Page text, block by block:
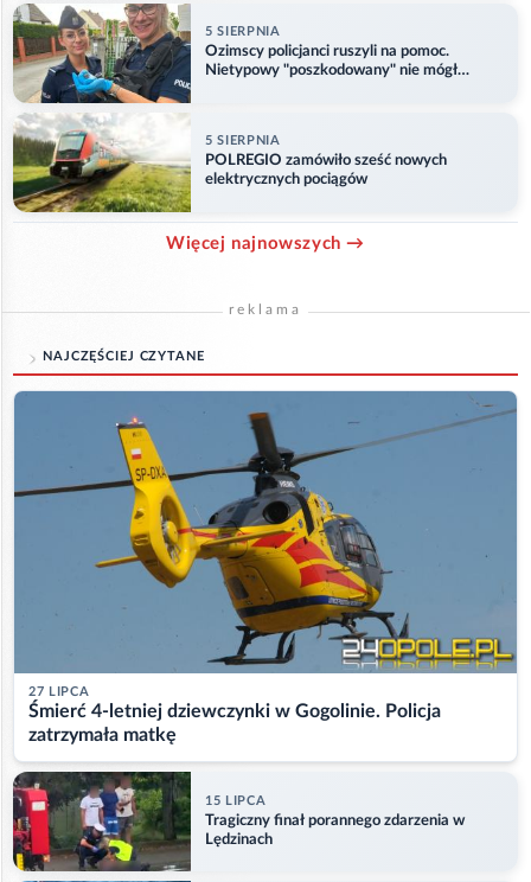
5 SIERPNIA
Ozimscy policjanci ruszyli na pomoc.
Nietypowy "poszkodowany" nie mógł
5 SIERPNIA
POLREGIO zamówiło sześć nowych
elektrycznych pociągów
Więcej najnowszych →
reklama
NAJCZĘŚCIEJ CZYTANE
27 LIPCA
Śmierć 4-letniej dziewczynki w Gogolinie. Policja
zatrzymała matkę
15 LIPCA
Tragiczny finał porannego zdarzenia w
Lędzinach